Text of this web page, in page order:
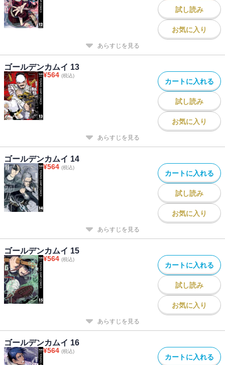
試し読み
お気に入り
あらすじを見る
ゴールデンカムイ 13
¥564 (税込)
カートに入れる
試し読み
お気に入り
あらすじを見る
ゴールデンカムイ 14
¥564 (税込)
カートに入れる
試し読み
お気に入り
あらすじを見る
ゴールデンカムイ 15
¥564 (税込)
カートに入れる
試し読み
お気に入り
あらすじを見る
ゴールデンカムイ 16
¥564 (税込)
カートに入れる